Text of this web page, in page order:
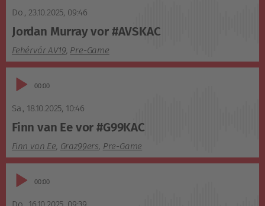
Do., 23.10.2025, 09:46
Jordan Murray vor #AVSKAC
Fehérvár AV19, Pre-Game
Audio-03:23
Sa., 18.10.2025, 10:46
Finn van Ee vor #G99KAC
Finn van Ee, Graz99ers, Pre-Game
Audio-00:00